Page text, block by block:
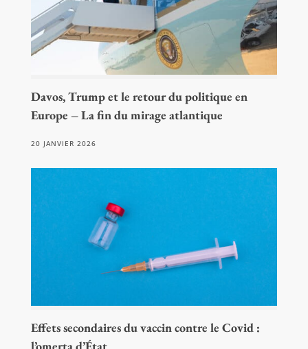
Davos, Trump et le retour du politique en
Europe – La fin du mirage atlantique
20 JANVIER 2026
Effets secondaires du vaccin contre le Covid :